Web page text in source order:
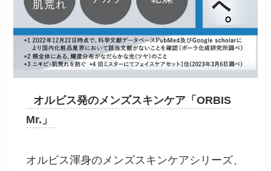
オルビス発のメンズスキンケア「ORBIS
Mr.」
オルビス渾身のメンズスキンケアシリーズ、